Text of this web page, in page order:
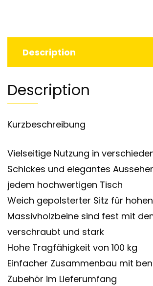
Description
Description
Kurzbeschreibung
Vielseitige Nutzung in
Schickes und elegantes
jedem hochwertigen Tisch
Weich gepolsterter Sitz für
Massivholzbeine sind fest mit
verschraubt und stark
Hohe Tragfähigkeit von 100 kg
Einfacher Zusammenbau mit
Zubehör im Lieferumfang